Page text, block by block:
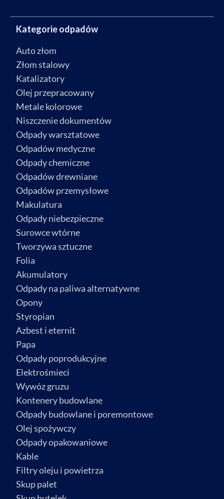
Kategorie odpadów
Auto złom
Złom stalowy
Katalizatory
Olej przepracowany
Metale kolorowe
Niszczenie dokumentów
Odpady warsztatowe
Odpadów medyczne
Odpady chemiczne
Odpadów drewniane
Odpadów przemysłowe
Makulatura
Odpady niebezpieczne
Surowce wtórne
Tworzywa sztuczne
Folia
Akumulatory
Odpady na paliwa alternatywne
Opony
Styropian
Azbest i eternit
Papa
Odpady poprodukcyjne
Elektrośmieci
Wywóz gruzu
Kontenery budowlane
Odpady budowlane i poremontowe
Olej spożywczy
Odpady opakowaniowe
Kable
Filtry oleju i powietrza
Skup palet